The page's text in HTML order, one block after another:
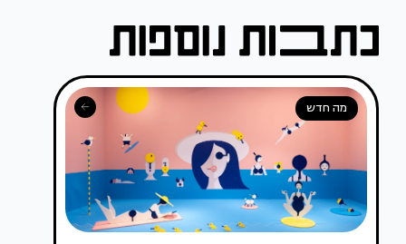
מה חדש